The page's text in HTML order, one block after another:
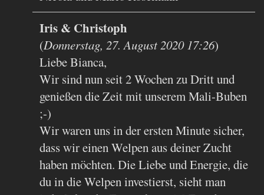
Iris & Christoph
(Donnerstag, 27. August 2020 17:26)
Liebe Bianca,
Wir sind nun seit 2 Wochen zu Dritt und
genießen die Zeit mit unserem Mali-Buben
;-)
Wir waren uns in der ersten Minute sicher,
dass wir einen Welpen aus deiner Zucht
haben möchten. Die Liebe und Energie, die
du in die Welpen investierst, sieht man